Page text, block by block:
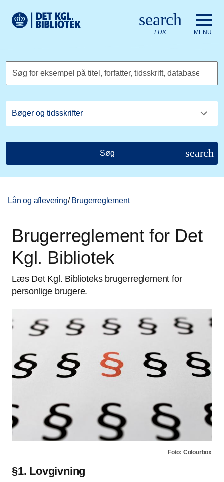
Det Kongelige Biblioteks logo. Gå til Det Kongelige
search
LUK MENU
Søg for eksempel på titel, forfatter, tidsskrift, database
Søg search
Lån og aflevering/ Brugerreglement
Brugerreglement for Det
Kgl. Bibliotek
Læs Det Kgl. Biblioteks brugerreglement for
personlige brugere.
Foto: Colourbox
§1. Lovgivning